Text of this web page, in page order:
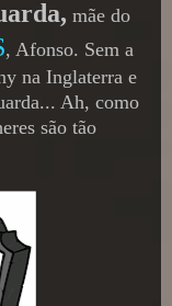
mãe do
, Afonso. Sem a
na Inglaterra e
Ah, como
são tão